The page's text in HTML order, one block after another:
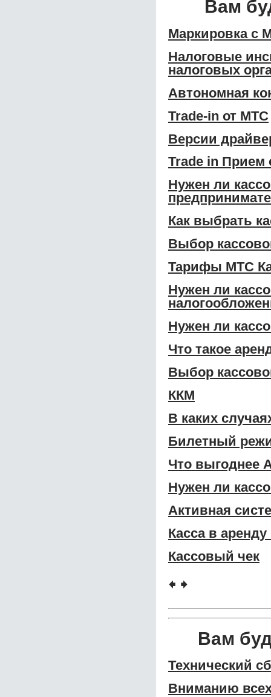
Вам
Маркировка с
Налоговые
налоговых
Автономная
Trade-in от МТС
Версии
Trade in Прием
Нужен ли
Как выбрать
Выбор
Тарифы МТС
Нужен ли
Нужен ли
Что такое
Выбор
ККМ
В каких
Билетный
Что выгоднее
Нужен ли
Активная
Касса в
Кассовый чек
🠸 🠺
Вам
Технический
Вниманию